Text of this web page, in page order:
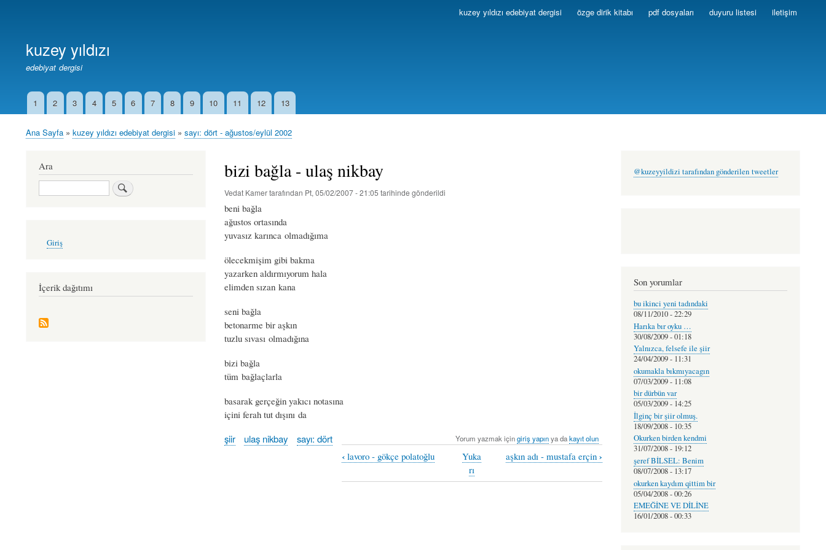
kuzey yıldızı edebiyat dergisi özge dirik kitabı pdf dosyaları duyuru listesi iletişim
kuzey yıldızı
edebiyat dergisi
İkincil1 2 3 4 5 6 7 8 9 10 11 12 13
Sayfa
Ana Sayfa kuzey yıldızı edebiyat dergisi sayı: dört - ağustos/eylül 2002
bizi bağla - ulaş nikbay
Vedat Kamertarafından Pt, 05/02/2007 - 21:05 tarihinde gönderildi
beni bağla
ağustos ortasında
yuvasız karınca olmadığıma
ölecekmişim gibi bakma
yazarken aldırmıyorum hala
elimden sızan kana
seni bağla
betonarme bir aşkın
tuzlu sıvası olmadığına
bizi bağla
tüm bağlaçlarla
basarak gerçeğin yakıcı notasına
içini ferah tut dışını da
şiir ulaş nikbay sayı: dört Yorum yazmak içingiriş yapınya dakayıt olun
‹ lavoro - gökçe polatoğlu
Yuka
rı
aşkın adı - mustafa erçin ›
Ara
Ara
account
Giriş
İçerik dağıtımı
@kuzeyyildizi tarafından gönderilen tweetler
Son yorumlar
bu ikinci yeni tadındaki
08/11/2010 - 22:29
Harıka bır oyku …
30/08/2009 - 01:18
Yalnızca, felsefe ile şiir
24/04/2009 - 11:31
okumakla bıkmıyacagın
07/03/2009 - 11:08
bir dürbün var
05/03/2009 - 14:25
İlginç bir şiir olmuş.
18/09/2008 - 10:35
Okurken birden kendmi
31/07/2008 - 19:12
şeref BİLSEL: Benim
08/07/2008 - 13:17
okurken kaydım qittim bir
05/04/2008 - 00:26
EMEĞİNE VE DİLİNE
16/01/2008 - 00:33